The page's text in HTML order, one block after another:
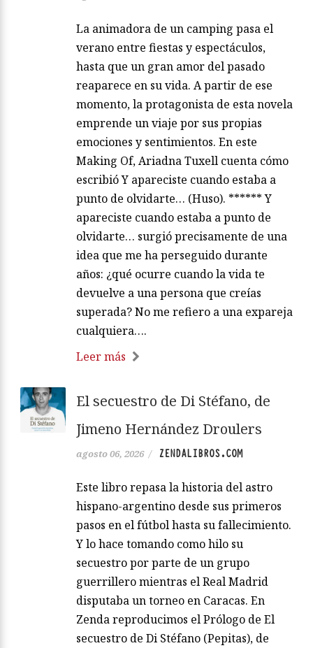
La animadora de un camping pasa el
verano entre fiestas y espectáculos,
hasta que un gran amor del pasado
reaparece en su vida. A partir de ese
momento, la protagonista de esta novela
emprende un viaje por sus propias
emociones y sentimientos. En este
Making Of, Ariadna Tuxell cuenta cómo
escribió Y apareciste cuando estaba a
punto de olvidarte… (Huso). ****** Y
apareciste cuando estaba a punto de
olvidarte… surgió precisamente de una
idea que me ha perseguido durante
años: ¿qué ocurre cuando la vida te
devuelve a una persona que creías
superada? No me refiero a una expareja
cualquiera….
Leer más
El secuestro de Di Stéfano, de
Jimeno Hernández Droulers
agosto 06, 2026 / ZENDALIBROS.COM
Este libro repasa la historia del astro
hispano-argentino desde sus primeros
pasos en el fútbol hasta su fallecimiento.
Y lo hace tomando como hilo su
secuestro por parte de un grupo
guerrillero mientras el Real Madrid
disputaba un torneo en Caracas. En
Zenda reproducimos el Prólogo de El
secuestro de Di Stéfano (Pepitas), de